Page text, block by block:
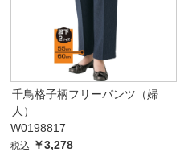
千鳥格子柄フリーパンツ（婦
人）
W0198817
税込 ￥3,278